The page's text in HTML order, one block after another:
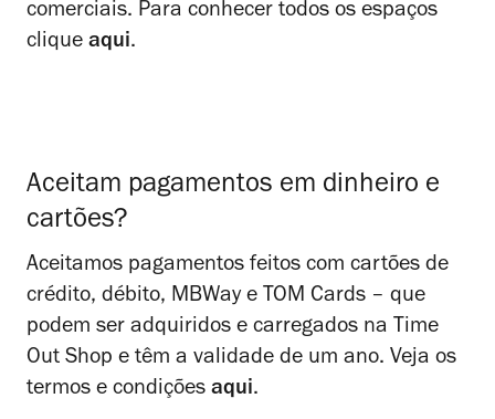
comerciais. Para conhecer todos os espaços
clique aqui.
Aceitam pagamentos em dinheiro e
cartões?
Aceitamos pagamentos feitos com cartões de
crédito, débito, MBWay e TOM Cards – que
podem ser adquiridos e carregados na Time
Out Shop e têm a validade de um ano. Veja os
termos e condições aqui.